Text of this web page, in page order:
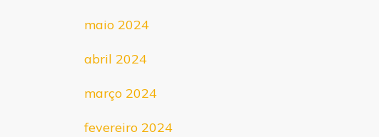
maio 2024
abril 2024
março 2024
fevereiro 2024